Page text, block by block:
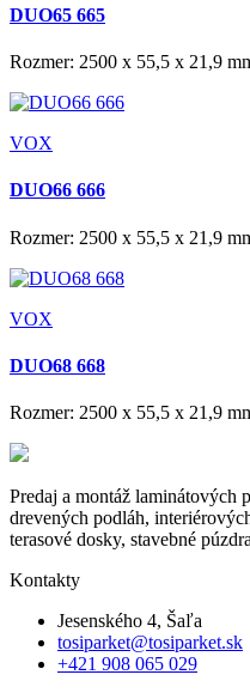
DUO65 665
Rozmer: 2500 x 55,5 x 21,9
VOX
DUO66 666
Rozmer: 2500 x 55,5 x 21,9
VOX
DUO68 668
Rozmer: 2500 x 55,5 x 21,9
Predaj a montáž laminátových
drevených podláh,
terasové dosky, stavebné
Kontakty
Jesenského 4, Šaľa
tosiparket@tosiparket.sk
+421 908 065 029